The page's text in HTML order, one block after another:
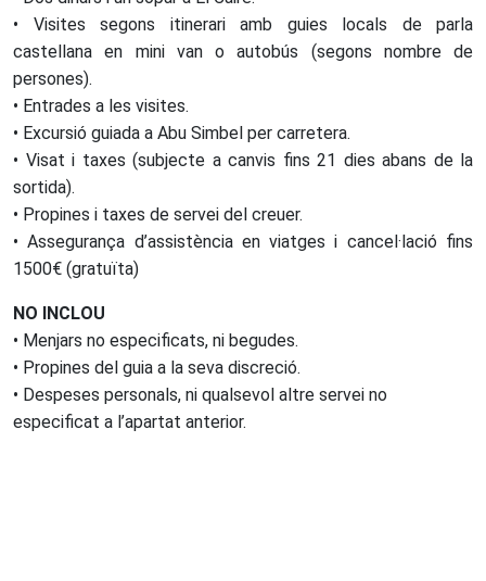
• Visites segons itinerari amb guies locals de parla
castellana en mini van o autobús (segons nombre de
persones).
• Entrades a les visites.
• Excursió guiada a Abu Simbel per carretera.
• Visat i taxes (subjecte a canvis fins 21 dies abans de la
sortida).
• Propines i taxes de servei del creuer.
• Assegurança d’assistència en viatges i cancel·lació fins
1500€ (gratuïta)
NO INCLOU
• Menjars no especificats, ni begudes.
• Propines del guia a la seva discreció.
• Despeses personals, ni qualsevol altre servei no
especificat a l’apartat anterior.